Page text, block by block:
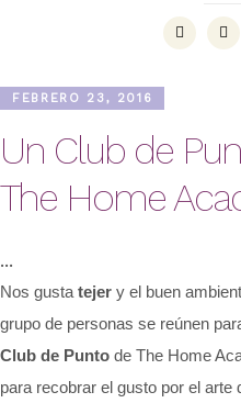
FEBRERO 23, 2016
Un Club de
The Home
Nos gustatejer y el buen
grupo de personas se reúnen
Club de Punto de The Home
para recobrar el gusto por el arte